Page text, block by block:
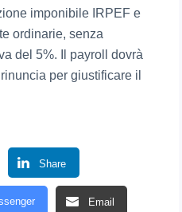
imponibile IRPEF e
ordinarie, senza
del 5%. Il payroll dovrà
per giustificare il
Share
Email